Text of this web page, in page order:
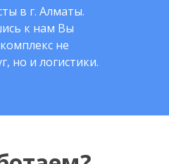
в г. Алматы.
к нам Вы
не
но и логистики.